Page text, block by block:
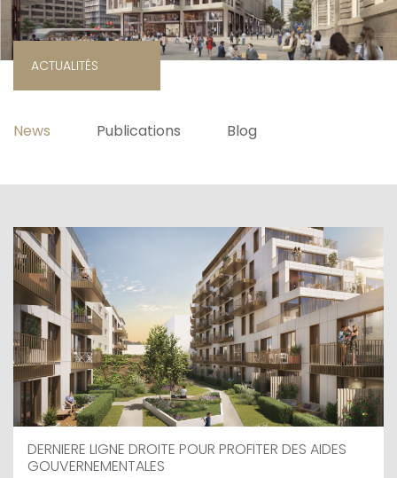
ACTUALITÉS
News Publications Blog
DERNIERE LIGNE DROITE POUR PROFITER DES AIDES
GOUVERNEMENTALES